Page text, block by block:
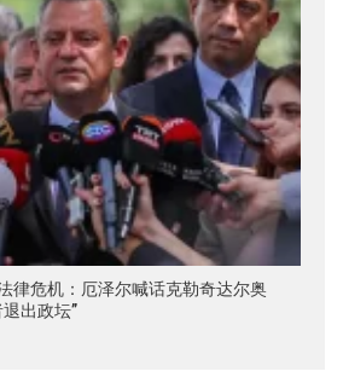
律危机：厄泽尔喊话克勒奇达尔奥
出政坛”